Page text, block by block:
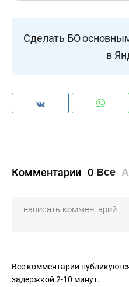
Сделать БО
в
Комментарии 0 Все
Все комментарии
задержкой 2-10 минут.